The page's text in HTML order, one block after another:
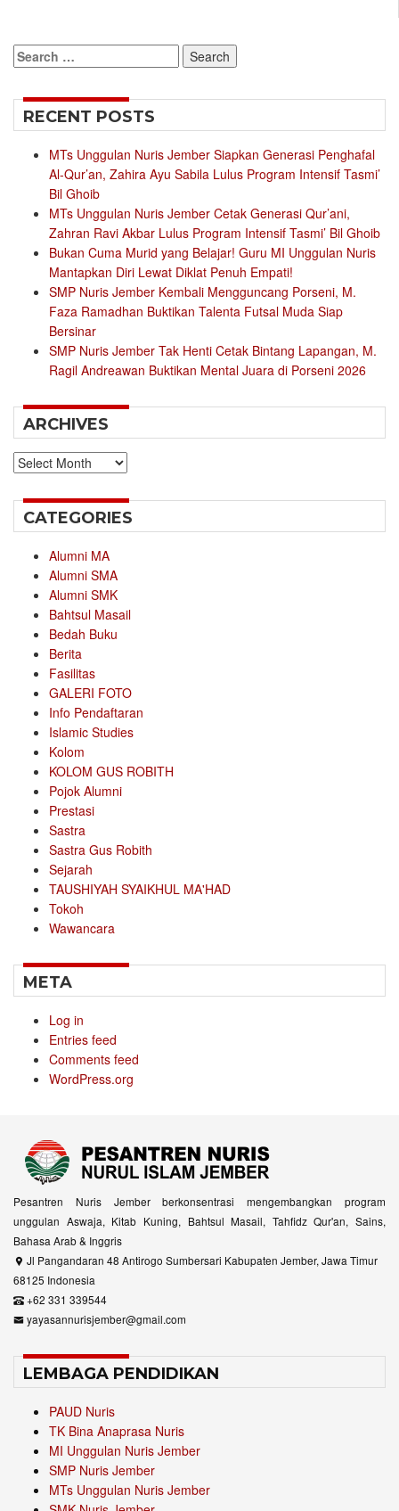
Search
for:
RECENT POSTS
MTs Unggulan Nuris Jember Siapkan Generasi Penghafal
Al-Qur’an, Zahira Ayu Sabila Lulus Program Intensif Tasmi’
Bil Ghoib
MTs Unggulan Nuris Jember Cetak Generasi Qur’ani,
Zahran Ravi Akbar Lulus Program Intensif Tasmi’ Bil Ghoib
Bukan Cuma Murid yang Belajar! Guru MI Unggulan Nuris
Mantapkan Diri Lewat Diklat Penuh Empati!
SMP Nuris Jember Kembali Mengguncang Porseni, M.
Faza Ramadhan Buktikan Talenta Futsal Muda Siap
Bersinar
SMP Nuris Jember Tak Henti Cetak Bintang Lapangan, M.
Ragil Andreawan Buktikan Mental Juara di Porseni 2026
ARCHIVES
Archives
CATEGORIES
Alumni MA
Alumni SMA
Alumni SMK
Bahtsul Masail
Bedah Buku
Berita
Fasilitas
GALERI FOTO
Info Pendaftaran
Islamic Studies
Kolom
KOLOM GUS ROBITH
Pojok Alumni
Prestasi
Sastra
Sastra Gus Robith
Sejarah
TAUSHIYAH SYAIKHUL MA'HAD
Tokoh
Wawancara
META
Log in
Entries feed
Comments feed
WordPress.org
Pesantren Nuris Jember berkonsentrasi mengembangkan program
unggulan Aswaja, Kitab Kuning, Bahtsul Masail, Tahfidz Qur'an, Sains,
Bahasa Arab & Inggris
Jl Pangandaran 48 Antirogo Sumbersari Kabupaten Jember, Jawa Timur
68125 Indonesia
+62 331 339544
yayasannurisjember@gmail.com
LEMBAGA PENDIDIKAN
PAUD Nuris
TK Bina Anaprasa Nuris
MI Unggulan Nuris Jember
SMP Nuris Jember
MTs Unggulan Nuris Jember